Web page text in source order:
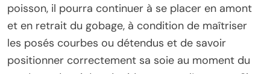
poisson, il pourra continuer à se placer en amont
et en retrait du gobage, à condition de maîtriser
les posés courbes ou détendus et de savoir
positionner correctement sa soie au moment du